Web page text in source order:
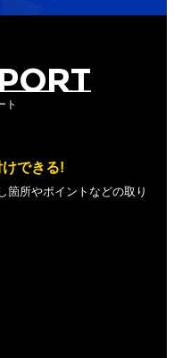
ト
できる!
箇所やポイントなどの取り